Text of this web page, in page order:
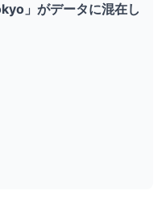
」がデータに混在し